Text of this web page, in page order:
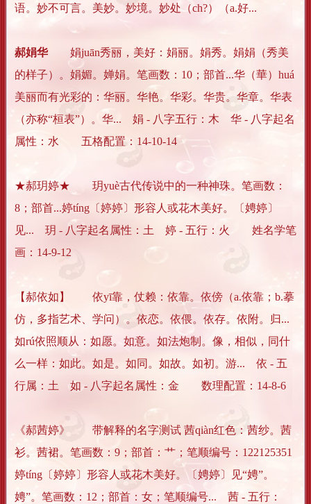
语。妙不可言。美妙。妙境。妙处（ch?）（a.好...
郝娟华娟juān秀丽，美好：娟丽。娟秀。娟娟（秀美
的样子）。娟媚。婵娟。笔画数：10；部首...华（華）huá
美丽而有光彩的：华丽。华艳。华彩。华贵。华章。华表
（亦称“桓表”）。华... 娟 - 八字五行：木 华 - 八字起名
属性：水 五格配置：14-10-14
★郝玥婷★ 玥yuè古代传说中的一种神珠。笔画数：
8；部首...婷tíng〔婷婷〕形容人或花木美好。〔娉婷〕
见... 玥 - 八字起名属性：土 婷 - 五行：火 姓名学笔
画：14-9-12
【郝依如】 依yī靠，仗赖：依靠。依傍（a.依靠；b.摹
仿，多指艺术、学问）。依恋。依偎。依存。依附。归...
如rú依照顺从：如愿。如意。如法炮制。像，相似，同什
么一样：如此。如是。如同。如故。如初。游... 依 - 五
行属：土 如 - 八字起名属性：金 数理配置：14-8-6
《郝茜婷》 带解释的名字测试 茜qiàn红色：茜纱。茜
衫。茜裙。笔画数：9；部首：艹；笔顺编号：122125351
婷tíng〔婷婷〕形容人或花木美好。〔娉婷〕见“娉”。
娉”。笔画数：12；部首：女；笔顺编号... 茜 - 五行：